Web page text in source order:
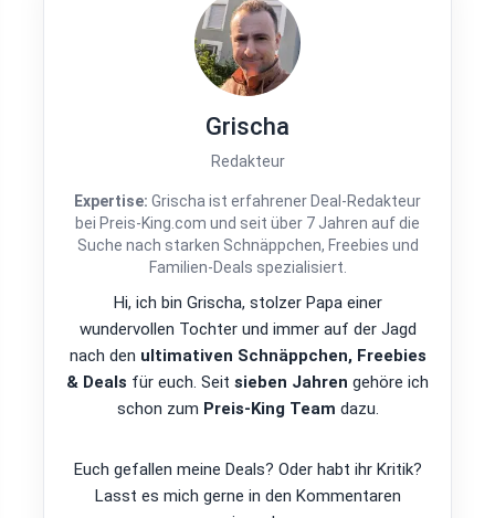
Grischa
Redakteur
Expertise: Grischa ist erfahrener Deal-Redakteur
bei Preis-King.com und seit über 7 Jahren auf die
Suche nach starken Schnäppchen, Freebies und
Familien-Deals spezialisiert.
Hi, ich bin Grischa, stolzer Papa einer
wundervollen Tochter und immer auf der Jagd
nach den ultimativen Schnäppchen, Freebies
& Deals für euch. Seit sieben Jahren gehöre ich
schon zum Preis-King Team dazu.
Euch gefallen meine Deals? Oder habt ihr Kritik?
Lasst es mich gerne in den Kommentaren